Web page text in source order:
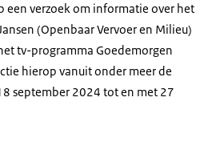
een verzoek om informatie over het
(Openbaar Vervoer en Milieu)
tv-programma Goedemorgen
hierop vanuit onder meer de
september 2024 tot en met 27